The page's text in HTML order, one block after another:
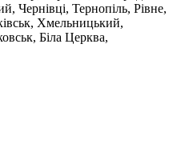
Чернівці, Тернопіль, Рівне,
Хмельницький,
Біла Церква,